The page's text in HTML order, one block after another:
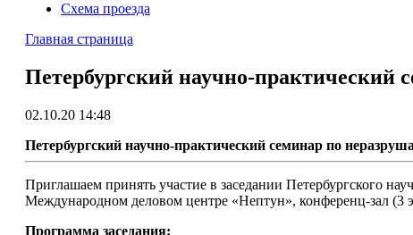
Схема проезда
Главная страница
Петербургский научно-
02.10.20 14:48
Петербургский научно-практический семинар по
Приглашаем принять участие в заседании Петербургского
Международном деловом центре «Нептун», конференц-зал (3
Программа заседания: